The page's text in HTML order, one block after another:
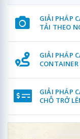
GIẢI PHÁP
TẢI THEO
GIẢI PHÁP
GIẢI PHÁP
CHỖ TRỞ